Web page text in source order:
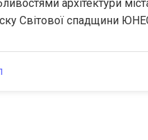
архітектури
Світової спадщини